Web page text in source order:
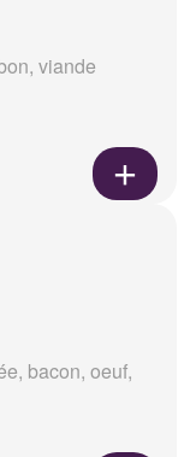
viande
bacon, oeuf,